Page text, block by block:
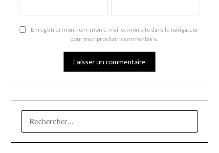
Enregistrer mon nom, mon e-mail et mon site dans le navigateur
pour mon prochain commentaire.